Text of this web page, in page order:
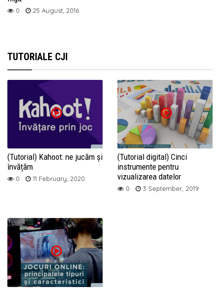
0 25 August, 2016
TUTORIALE CJI
(Tutorial) Kahoot: ne jucăm și
învățăm
0 11 February, 2020
(Tutorial digital) Cinci
instrumente pentru
vizualizarea datelor
0 3 September, 2019